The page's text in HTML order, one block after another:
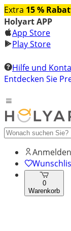
Extra 15 %
Holyart APP
App Store
Play Store
Hilfe und
Entdecken Sie
Anmelden
0
Warenkorb